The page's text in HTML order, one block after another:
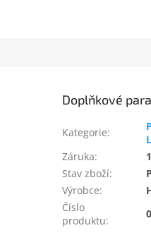
Doplňkové
Kategorie:
Záruka:
Stav zboží:
Výrobce:
Číslo
produktu: